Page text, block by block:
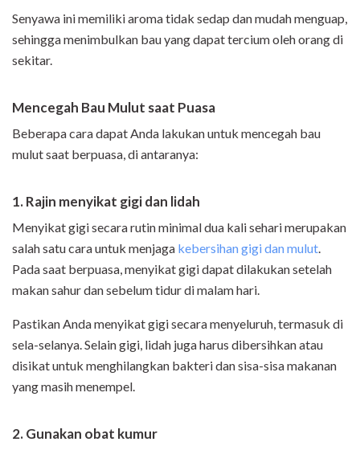
Senyawa ini memiliki aroma tidak sedap dan mudah menguap,
sehingga menimbulkan bau yang dapat tercium oleh orang di
sekitar.
Mencegah Bau Mulut saat Puasa
Beberapa cara dapat Anda lakukan untuk mencegah bau
mulut saat berpuasa, di antaranya:
1. Rajin menyikat gigi dan lidah
Menyikat gigi secara rutin minimal dua kali sehari merupakan
salah satu cara untuk menjaga kebersihan gigi dan mulut
Pada saat berpuasa, menyikat gigi dapat dilakukan setelah
makan sahur dan sebelum tidur di malam hari.
Pastikan Anda menyikat gigi secara menyeluruh, termasuk di
sela-selanya. Selain gigi, lidah juga harus dibersihkan atau
disikat untuk menghilangkan bakteri dan sisa-sisa makanan
yang masih menempel.
2. Gunakan obat kumur